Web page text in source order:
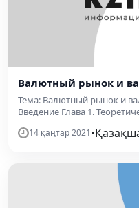
Валютный рынок и
Тема: Валютный рынок и
Введение Глава 1.
14 қаңтар 2021•